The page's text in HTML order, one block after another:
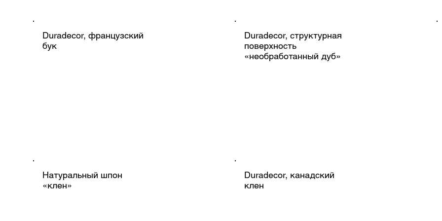
Duradecor, французский
бук
Duradecor, структурная
поверхность
«необработанный дуб»
Натуральный шпон
«клен»
Duradecor, канадский
клен